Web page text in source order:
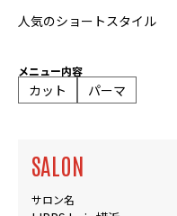
人気のショートスタイル
メニュー内容
カット パーマ
SALON
サロン名